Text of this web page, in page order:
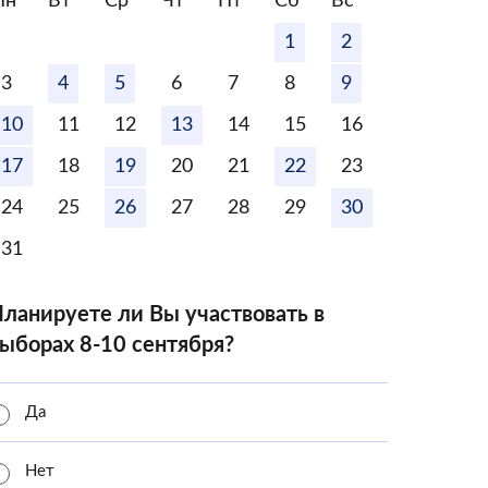
1 2
3 4 5 6 7 8 9
10 11 12 13 14 15 16
17 18 19 20 21 22 23
24 25 26 27 28 29 30
31
ли Вы участвовать в
8-10 сентября?
Да
Нет